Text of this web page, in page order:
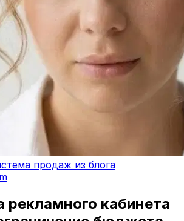
продаж из блога
рекламного кабинета